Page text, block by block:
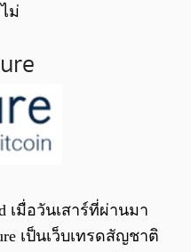
ม่
เมื่อวันเสาร์ที่ผ่านมา
เป็นเว็บเทรดสัญชาติ